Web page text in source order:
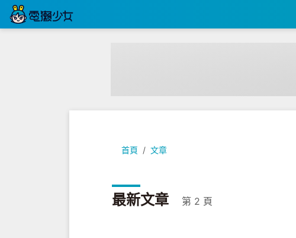
首頁 文章
最新文章 第 2 頁